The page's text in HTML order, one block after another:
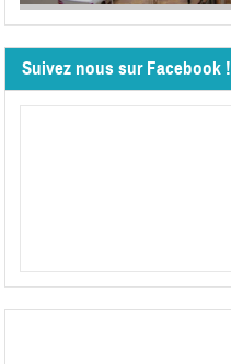
Suivez nous sur Facebook !